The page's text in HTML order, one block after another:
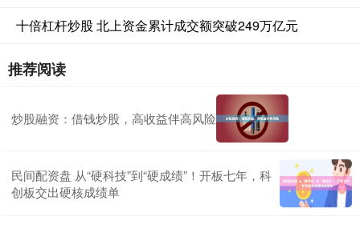
十倍杠杆炒股 北上资金累计成交额突破249万亿元
推荐阅读
炒股融资：借钱炒股，高收益伴高风险
民间配资盘 从“硬科技”到“硬成绩”！开板七年，科
创板交出硬核成绩单